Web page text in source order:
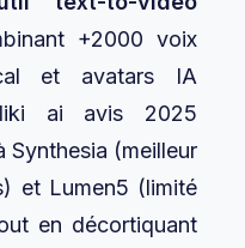
+2000 voix
et avatars IA
ai avis 2025
Synthesia (meilleur
et Lumen5 (limité
en décortiquant